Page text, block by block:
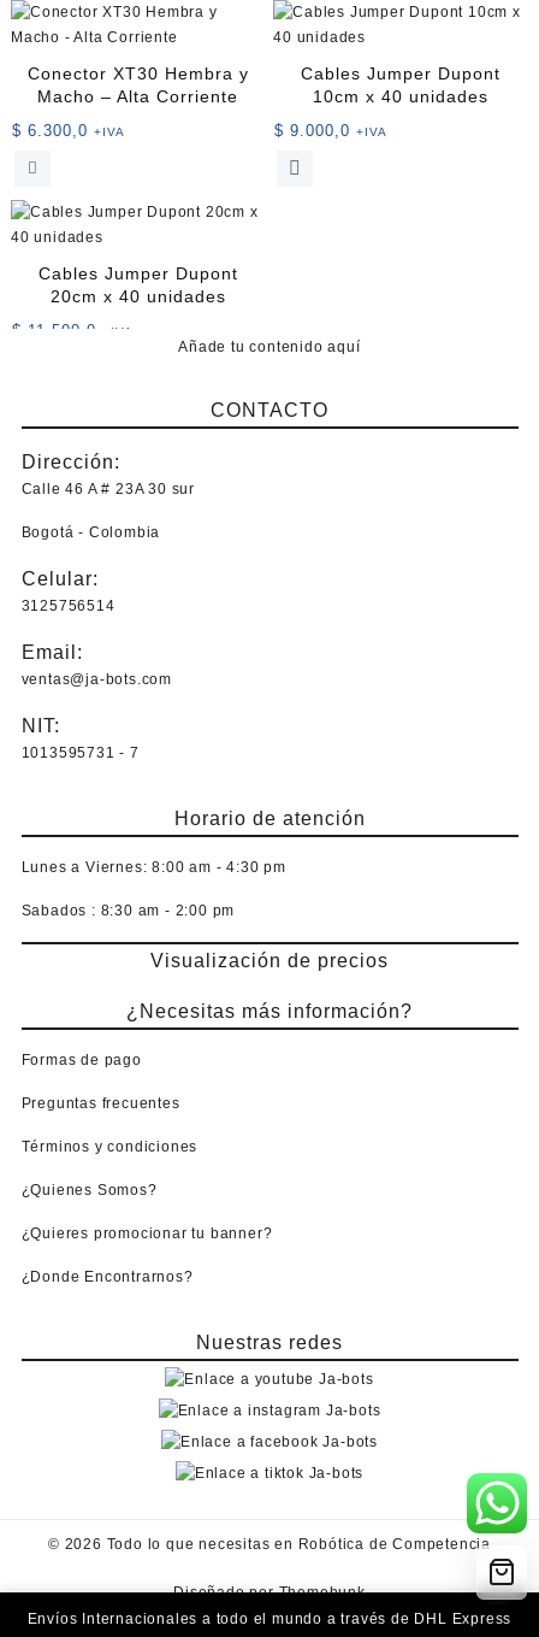
Envíos Internacionales a todo el mundo a través de DHL Express
tiene
múltiples
se
pueden
Conector XT30 Hembra y
Macho – Alta Corriente
$ 6.300,0 +IVA
Cables Jumper Dupont
10cm x 40 unidades
$ 9.000,0 +IVA
Este
se
en
Cables Jumper Dupont
20cm x 40 unidades
$ 11.500,0 +IVA
variantes.
Las
se
elegir
en
producto
Añade tu contenido aquí
CONTACTO
Dirección:
Calle 46 A # 23A 30 sur
Bogotá - Colombia
Celular:
3125756514
Email:
ventas@ja-bots.com
NIT:
1013595731 - 7
Horario de atención
Lunes a Viernes: 8:00 am - 4:30 pm
Sabados : 8:30 am - 2:00 pm
Visualización de precios
¿Necesitas más información?
Formas de pago
Preguntas frecuentes
Términos y condiciones
¿Quienes Somos?
¿Quieres promocionar tu banner?
¿Donde Encontrarnos?
Nuestras redes
© 2026 Todo lo que necesitas en Robótica de Competencia
Diseñado por Themehunk